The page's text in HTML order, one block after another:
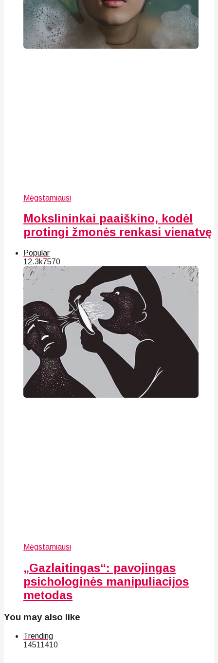
Mėgstamiausi
Mokslininkai paaiškino, kodėl
protingi žmonės renkasi vienatvę
Popular
12.3k7570
Mėgstamiausi
„Gazlaitingas“: pavojingas
psichologinės manipuliacijos
metodas
You may also like
Trending
14511410